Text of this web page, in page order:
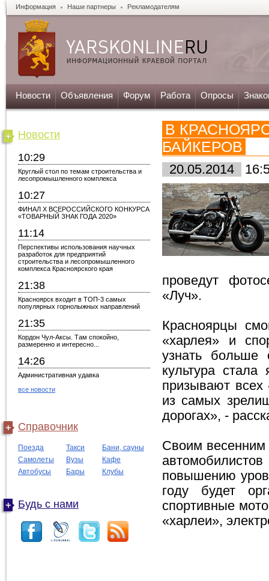
Информация Наши партнеры Рекламодателям
Новости Объявления Форум Работа Опросы
Новости
10:29
Круглый стол по темам строительства и
лесопромышленного комплекса
10:27
ФИНАЛ X ВСЕРОССИЙСКОГО КОНКУРСА
«ТОВАРНЫЙ ЗНАК ГОДА 2020»
11:14
Перспективы использования научных
разработок для предприятий
строительства и лесопромышленного
комплекса Красноярского края
21:38
Красноярск входит в ТОП-3 самых
популярных горнолыжных направлений
21:35
Кордон Чул-Аксы. Там спокойно,
размеренно и интересно...
14:26
Административная удавка
все новости
Справочник
Поезда Такси
Бани, сауны
Самолеты
Вузы
Кафе
Автобусы
Бары Клубы
Будь с нами
В
БАЙКЕРОВ
20.05.2014
проведут
«Луч».
Красноярцы
«харлея» и
узнать больше
культура
призывают всех
из самых
дорогах», -
Своим весенним
повышению
году будет
спортивные
«харлеи»,